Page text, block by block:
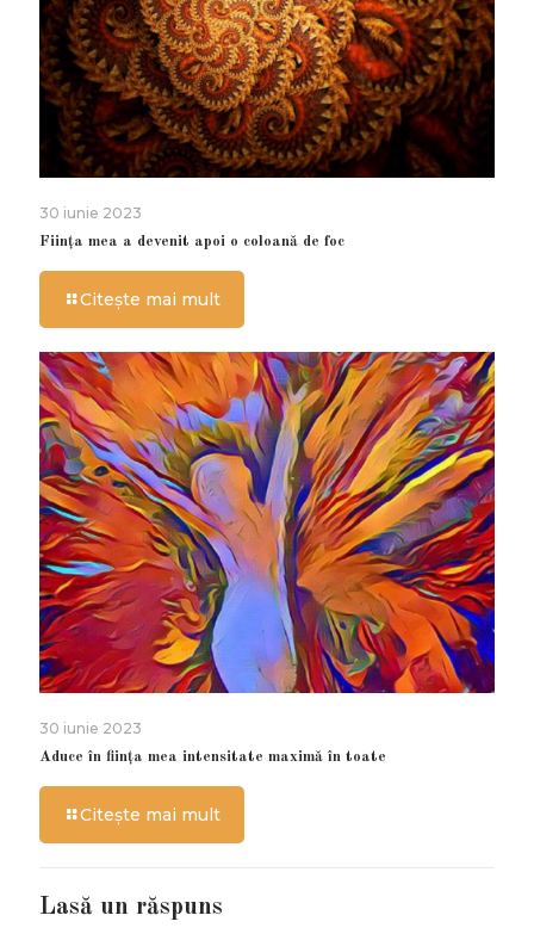
30 iunie 2023
Ființa mea a devenit apoi o coloană de foc
Citește mai mult
30 iunie 2023
Aduce în ființa mea intensitate maximă în toate
Citește mai mult
Lasă un răspuns